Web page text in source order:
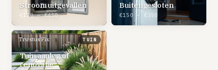
Stroom uitgevallen
€120 – €450
Buitengesloten
€150 – €350
TrustusFix TUIN
Tuin aanleg of
renovatie